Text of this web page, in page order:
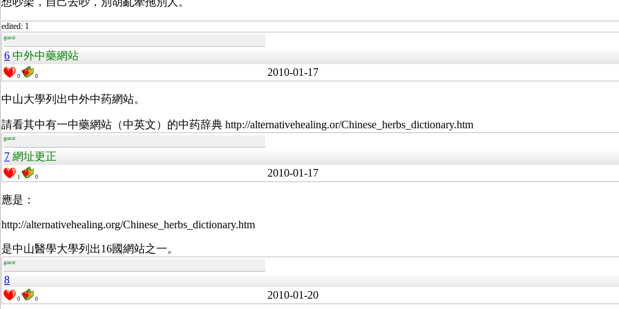
edited: 1
guest
6 中外中藥網站
0 0 2010-01-17
中山大學列出中外中药網站。
請看其中有一中藥網站（中英文）的中药辞典 http://alternativehealing.or/Chinese_herbs_dictionary.htm
guest
7 網址更正
1 0 2010-01-17
應是：
http://alternativehealing.org/Chinese_herbs_dictionary.htm
是中山醫學大學列出16國網站之一。
guest
8
0 0 2010-01-20